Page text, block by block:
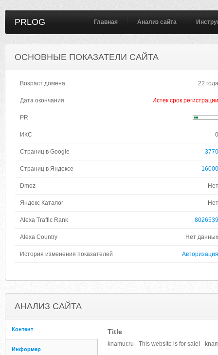
PRLOG Главная Анализ сайта
ОСНОВНЫЕ ПОКАЗАТЕЛИ САЙТА
Возраст домена 22 года
Дата окончания Истек срок регистрации
PR
ИКС 0
Страниц в Google 3770
Страниц в Яндексе 16000
Dmoz Нет
Яндекс Каталог Нет
Alexa Traffic Rank 8026539
Alexa Country Нет данных
История изменения показателей Авторизация
АНАЛИЗ САЙТА
Контент
Информер
Title
knamur.ru - This website is for sale! -